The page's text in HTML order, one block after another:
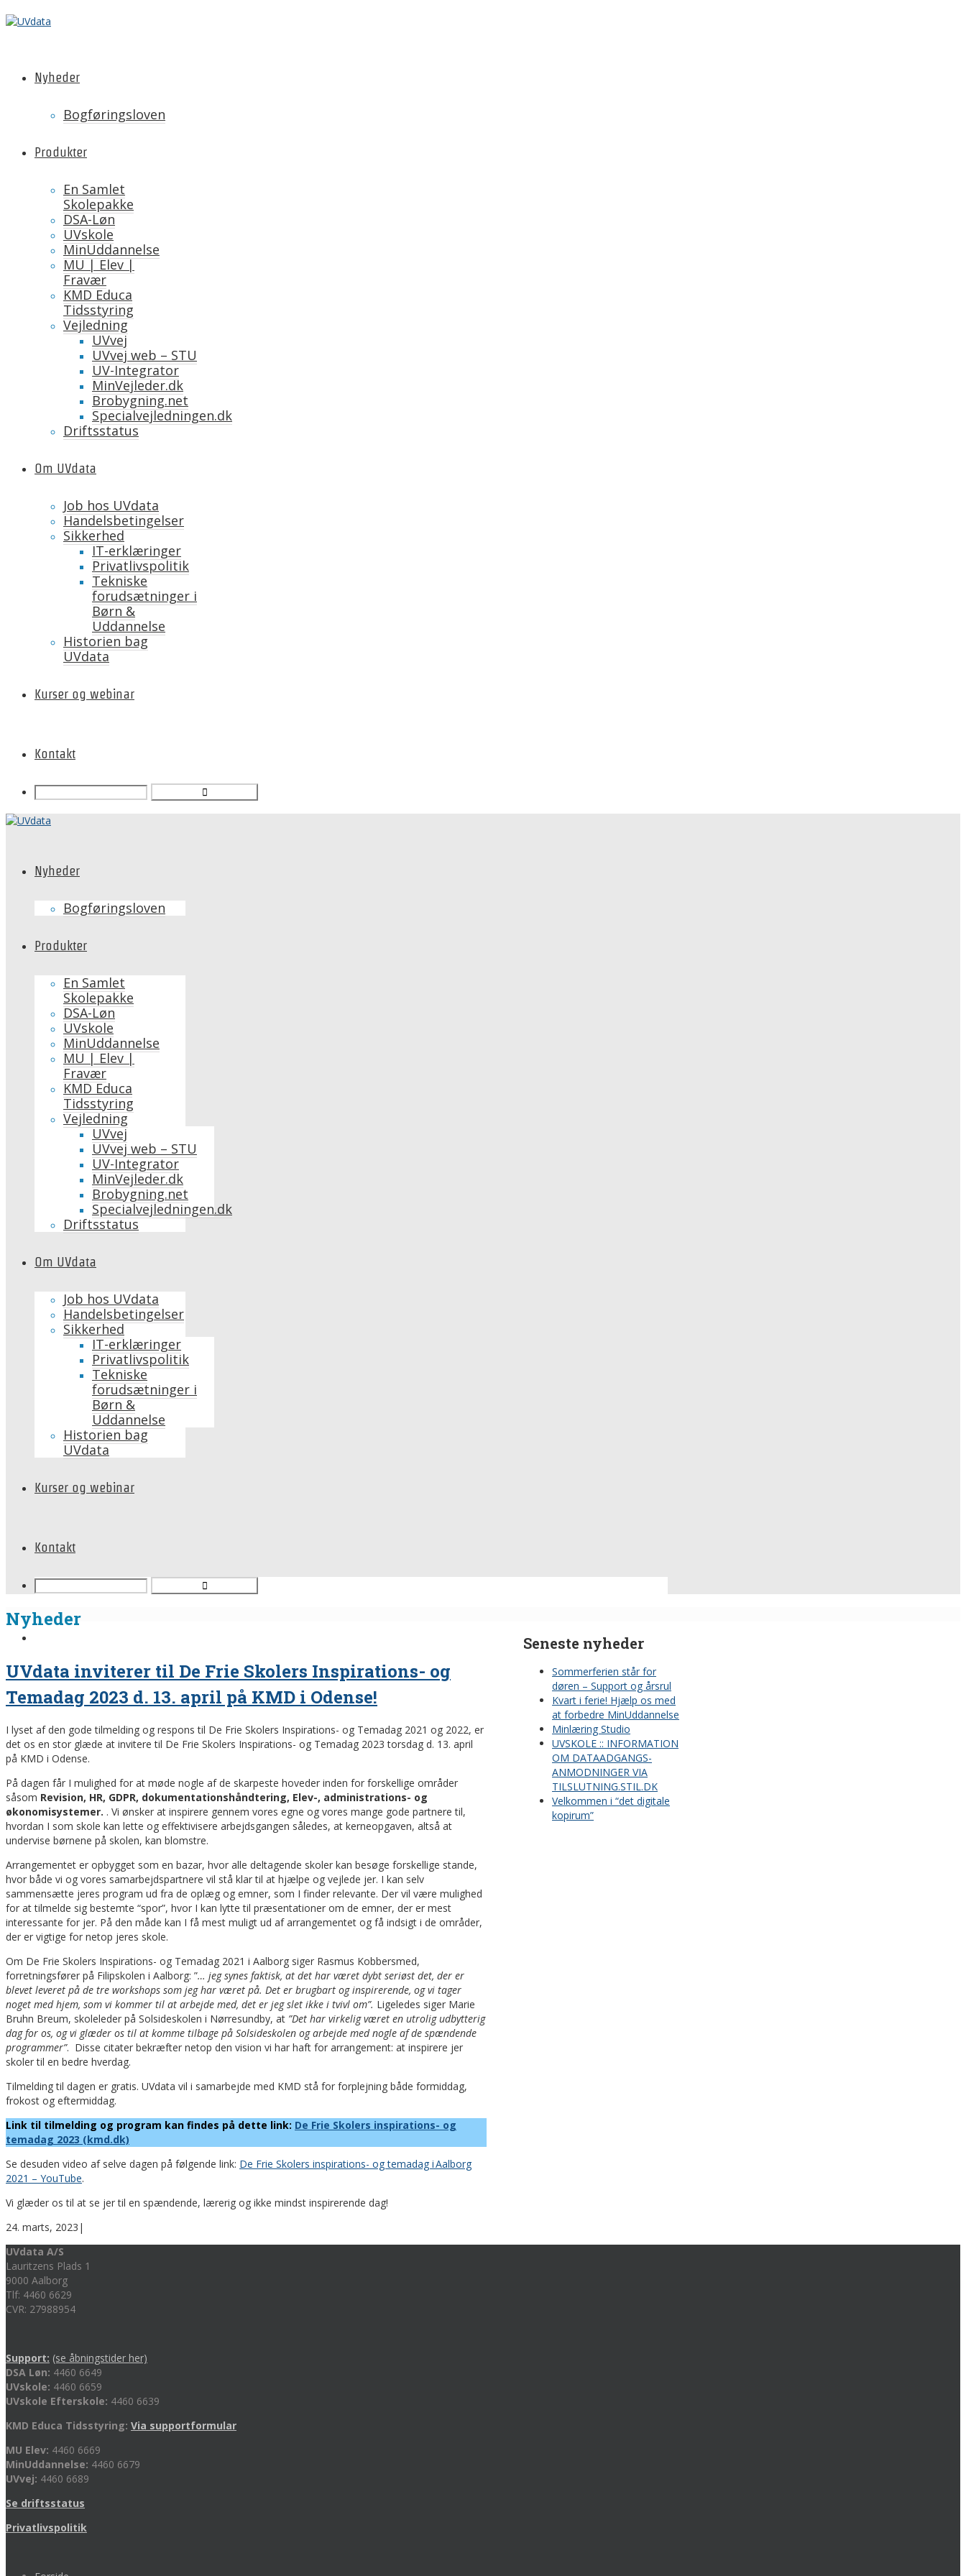
Nyheder
Bogføringsloven
Produkter
En Samlet
Skolepakke
DSA-Løn
UVskole
MinUddannelse
MU | Elev |
Fravær
KMD Educa
Tidsstyring
Vejledning
UVvej
UVvej web – STU
UV-Integrator
MinVejleder.dk
Brobygning.net
Specialvejledningen.dk
Driftsstatus
Om UVdata
Job hos UVdata
Handelsbetingelser
Sikkerhed
IT-erklæringer
Privatlivspolitik
Tekniske
forudsætninger i
Børn &
Uddannelse
Historien bag
UVdata
Kurser og webinar
Kontakt
Nyheder
Bogføringsloven
Produkter
En Samlet
Skolepakke
DSA-Løn
UVskole
MinUddannelse
MU | Elev |
Fravær
KMD Educa
Tidsstyring
Vejledning
UVvej
UVvej web – STU
UV-Integrator
MinVejleder.dk
Brobygning.net
Specialvejledningen.dk
Driftsstatus
Om UVdata
Job hos UVdata
Handelsbetingelser
Sikkerhed
IT-erklæringer
Privatlivspolitik
Tekniske
forudsætninger i
Børn &
Uddannelse
Historien bag
UVdata
Kurser og webinar
Kontakt
Nyheder
UVdata inviterer til De Frie Skolers Inspirations- og
Temadag 2023 d. 13. april på KMD i Odense!
I lyset af den gode tilmelding og respons til De Frie Skolers Inspirations- og Temadag 2021 og 2022, er
det os en stor glæde at invitere til De Frie Skolers Inspirations- og Temadag 2023 torsdag d. 13. april
på KMD i Odense.
På dagen får I mulighed for at møde nogle af de skarpeste hoveder inden for forskellige områder
såsom Revision, HR, GDPR, dokumentationshåndtering, Elev-, administrations- og
økonomisystemer. . Vi ønsker at inspirere gennem vores egne og vores mange gode partnere til,
hvordan I som skole kan lette og effektivisere arbejdsgangen således, at kerneopgaven, altså at
undervise børnene på skolen, kan blomstre.
Arrangementet er opbygget som en bazar, hvor alle deltagende skoler kan besøge forskellige stande,
hvor både vi og vores samarbejdspartnere vil stå klar til at hjælpe og vejlede jer. I kan selv
sammensætte jeres program ud fra de oplæg og emner, som I finder relevante. Der vil være mulighed
for at tilmelde sig bestemte “spor”, hvor I kan lytte til præsentationer om de emner, der er mest
interessante for jer. På den måde kan I få mest muligt ud af arrangementet og få indsigt i de områder,
der er vigtige for netop jeres skole.
Om De Frie Skolers Inspirations- og Temadag 2021 i Aalborg siger Rasmus Kobbersmed,
forretningsfører på Filipskolen i Aalborg: ”… jeg synes faktisk, at det har været dybt seriøst det, der er
blevet leveret på de tre workshops som jeg har været på. Det er brugbart og inspirerende, og vi tager
noget med hjem, som vi kommer til at arbejde med, det er jeg slet ikke i tvivl om”. Ligeledes siger Marie
Bruhn Breum, skoleleder på Solsideskolen i Nørresundby, at ”Det har virkelig været en utrolig udbytterig
dag for os, og vi glæder os til at komme tilbage på Solsideskolen og arbejde med nogle af de spændende
programmer”. Disse citater bekræfter netop den vision vi har haft for arrangement: at inspirere jer
skoler til en bedre hverdag.
Tilmelding til dagen er gratis. UVdata vil i samarbejde med KMD stå for forplejning både formiddag,
frokost og eftermiddag.
Link til tilmelding og program kan findes på dette link: De Frie Skolers inspirations- og
temadag 2023 (kmd.dk)
Se desuden video af selve dagen på følgende link: De Frie Skolers inspirations- og temadag i Aalborg
2021 – YouTube.
Vi glæder os til at se jer til en spændende, lærerig og ikke mindst inspirerende dag!
24. marts, 2023 |
Seneste nyheder
Sommerferien står for
døren – Support og årsrul
Kvart i ferie! Hjælp os med
at forbedre MinUddannelse
Minlæring Studio
UVSKOLE :: INFORMATION
OM DATAADGANGS-
ANMODNINGER VIA
TILSLUTNING.STIL.DK
Velkommen i “det digitale
kopirum”
UVdata A/S
Lauritzens Plads 1
9000 Aalborg
Tlf: 4460 6629
CVR: 27988954
Support: (se åbningstider her)
DSA Løn: 4460 6649
UVskole: 4460 6659
UVskole Efterskole: 4460 6639
KMD Educa Tidsstyring: Via supportformular
MU Elev: 4460 6669
MinUddannelse: 4460 6679
UVvej: 4460 6689
Se driftsstatus
Privatlivspolitik